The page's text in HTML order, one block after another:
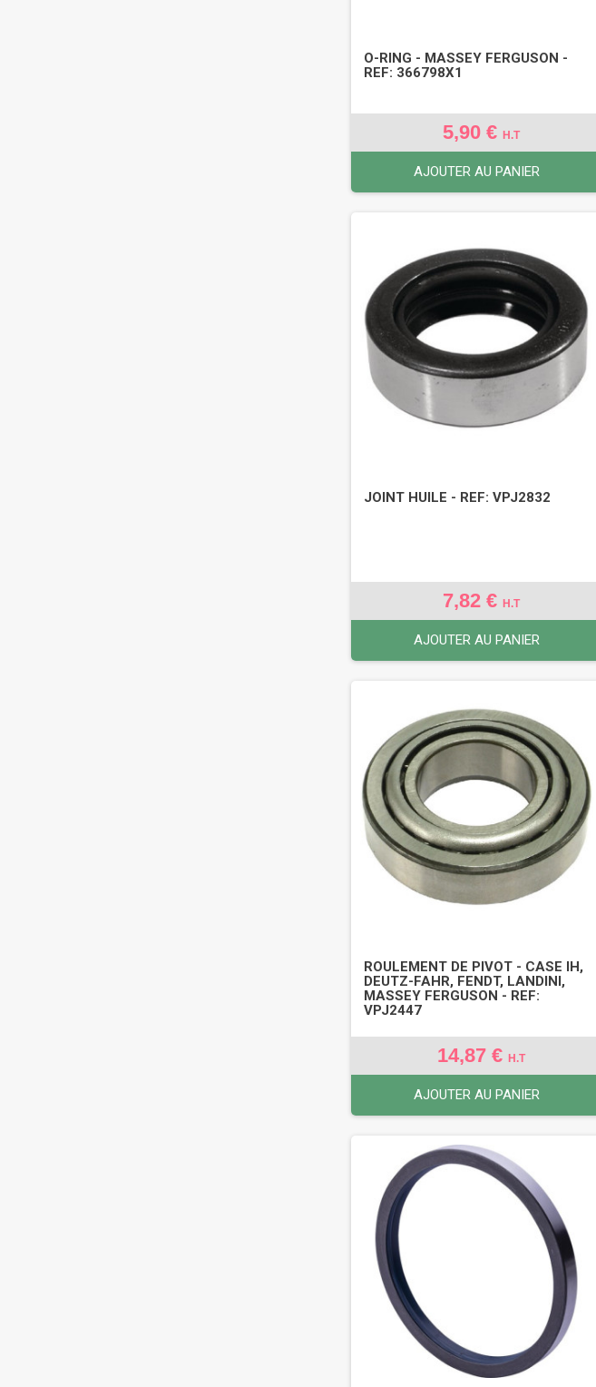
O-RING - MASSEY FERGUSON -
REF: 366798X1
5,90 € H.T
AJOUTER AU PANIER
JOINT HUILE - REF: VPJ2832
7,82 € H.T
AJOUTER AU PANIER
ROULEMENT DE PIVOT - CASE IH,
DEUTZ-FAHR, FENDT, LANDINI,
MASSEY FERGUSON - REF:
VPJ2447
14,87 € H.T
AJOUTER AU PANIER